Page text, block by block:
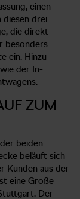
einen
diesen drei
die direkt
besonders
ein. Hinzu
der In-
ZUM
beiden
beläuft sich
Kunden aus der
eine Große
Der